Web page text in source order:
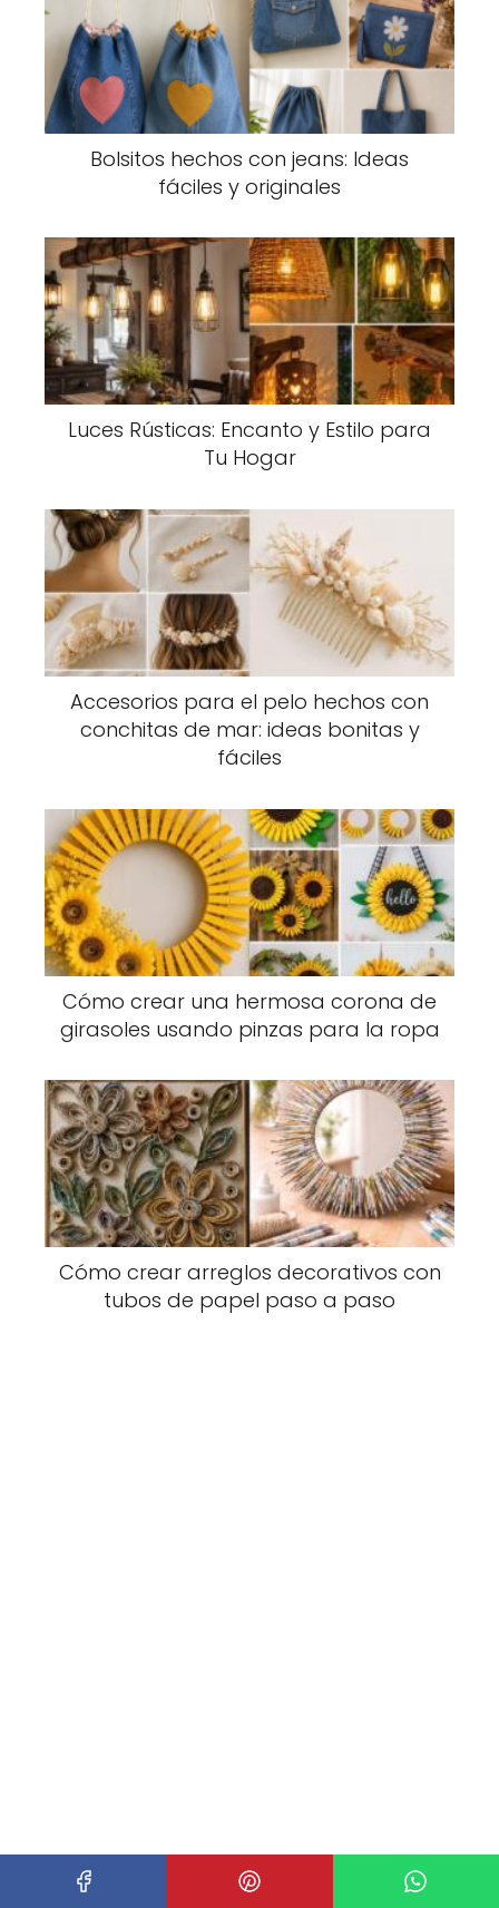
Bolsitos hechos con jeans: Ideas
fáciles y originales
Luces Rústicas: Encanto y Estilo para
Tu Hogar
Accesorios para el pelo hechos con
conchitas de mar: ideas bonitas y
fáciles
Cómo crear una hermosa corona de
girasoles usando pinzas para la ropa
Cómo crear arreglos decorativos con
tubos de papel paso a paso